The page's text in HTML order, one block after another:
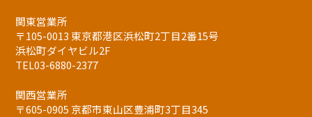
関東営業所
〒105-0013 東京都港区浜松町2丁目2番15号
浜松町ダイヤビル2F
TEL03-6880-2377
関西営業所
〒605-0905 京都市東山区豊浦町3丁目345